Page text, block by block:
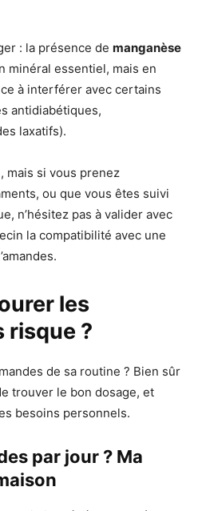
: la présence de manganèse
minéral essentiel, mais en
à interférer avec certains
antidiabétiques,
laxatifs).
mais si vous prenez
ou que vous êtes suivi
n’hésitez pas à valider avec
la compatibilité avec une
les
risque ?
de sa routine ? Bien sûr
trouver le bon dosage, et
besoins personnels.
par jour ? Ma